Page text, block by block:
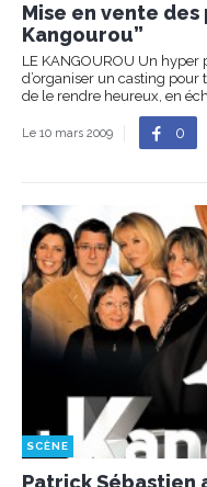
Mise en vente
Kangourou”
LE KANGOUROU Un
d’organiser un casting
de le rendre heureux, en
Le 10 mars 2009 0
SCÈNE
Patrick Sébastien